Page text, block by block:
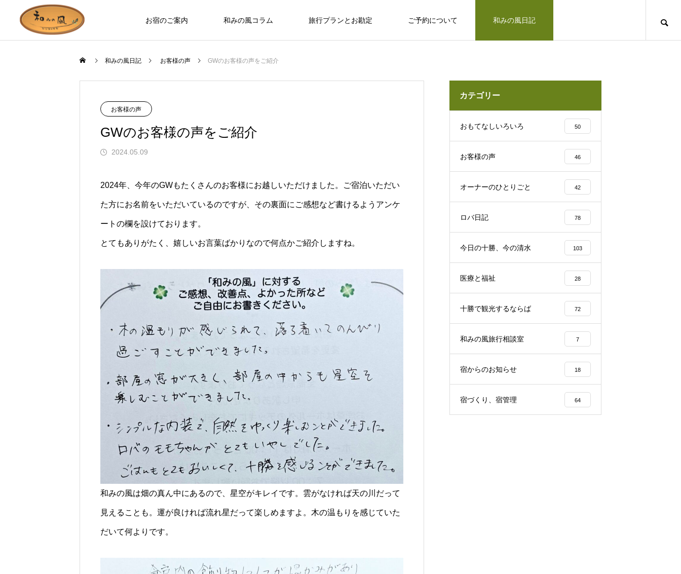
お宿のご案内 和みの風コラム 旅行プランとお勘定 ご予約について 和みの風日記
じられる時間のために
和みの風への道のりとご連絡方法はこ
ロバの暮らしと魅力とは？
「リトリートできた気がします」とお客様の
声、その理由は…？
凛とした空気の佇まい、帯広神社と花手
水2025
北海道上士幌町こども園 ほろんが保育
園留学で注目される理由とは？
和みの風日記 お客様の声 GWのお客様の声をご紹介
お客様の声
GWのお客様の声をご紹介
2024.05.09
2024年、今年のGWもたくさんのお客様にお越しいただけました。ご宿泊いただい
た方にお名前をいただいているのですが、その裏面にご感想など書けるようアンケ
ートの欄を設けております。
とてもありがたく、嬉しいお言葉ばかりなので何点かご紹介しますね。
和みの風は畑の真ん中にあるので、星空がキレイです。雲がなければ天の川だって
見えることも。運が良ければ流れ星だって楽しめますよ。木の温もりを感じていた
だいて何よりです。
カテゴリー
おもてなしいろいろ 50
お客様の声 46
オーナーのひとりごと 42
ロバ日記 78
今日の十勝、今の清水 103
医療と福祉 28
十勝で観光するならば 72
和みの風旅行相談室 7
宿からのお知らせ 18
宿づくり、宿管理 64